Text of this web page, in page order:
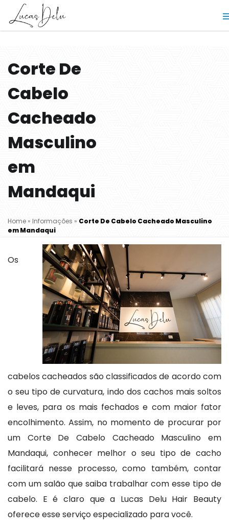
Corte De
Cabelo
Cacheado
Masculino
em
Mandaqui
Home» Informações » Corte De Cabelo Cacheado Masculino
em Mandaqui
Os
cabelos cacheados são classificados de acordo com
o seu tipo de curvatura, indo dos cachos mais soltos
e leves, para os mais fechados e com maior fator
encolhimento. Assim, no momento de procurar por
um Corte De Cabelo Cacheado Masculino em
Mandaqui, conhecer melhor o seu tipo de cacho
facilitará nesse processo, como também, contar
com um salão que saiba trabalhar com esse tipo de
cabelo. E é claro que a Lucas Delu Hair Beauty
oferece esse serviço especializado para você.